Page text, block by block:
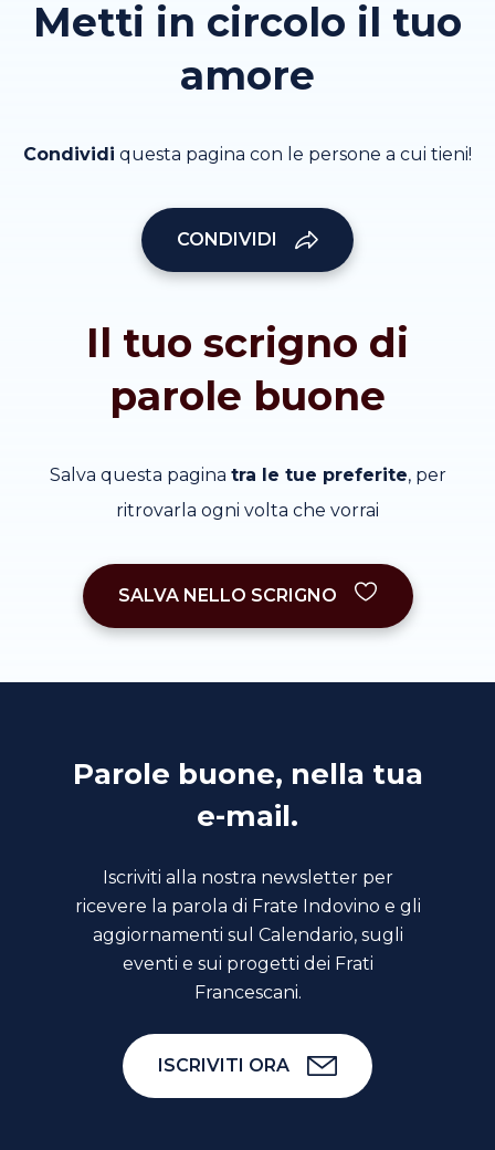
Metti in circolo il tuo
amore
Condividi questa pagina con le persone a cui tieni!
CONDIVIDI
Il tuo scrigno di
parole buone
Salva questa pagina tra le tue preferite, per
ritrovarla ogni volta che vorrai
SALVA NELLO SCRIGNO
Parole buone, nella tua
e-mail.
Iscriviti alla nostra newsletter per
ricevere la parola di Frate Indovino e gli
aggiornamenti sul Calendario, sugli
eventi e sui progetti dei Frati
Francescani.
ISCRIVITI ORA